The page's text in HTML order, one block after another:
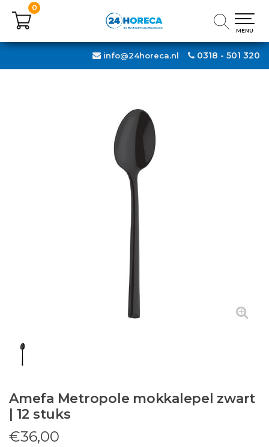
0318 - 501 320
info@24horeca.nl
0
MENU
0
MENU
Amefa Metropole mokkalepel zwart
| 12 stuks
€36,00